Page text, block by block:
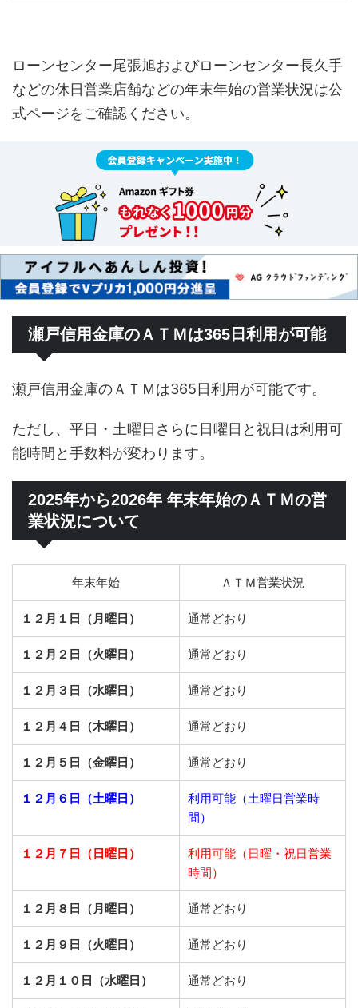
ローンセンター尾張旭およびローンセンター長久手
などの休日営業店舗などの年末年始の営業状況は公
式ページをご確認ください。
瀬戸信用金庫のＡＴＭは365日利用が可能
瀬戸信用金庫のＡＴＭは365日利用が可能です。
ただし、平日・土曜日さらに日曜日と祝日は利用可
能時間と手数料が変わります。
2025年から2026年 年末年始のＡＴＭの営
業状況について
年末年始 ＡＴＭ営業状況
１２月１日（月曜日） 通常どおり
１２月２日（火曜日） 通常どおり
１２月３日（水曜日） 通常どおり
１２月４日（木曜日） 通常どおり
１２月５日（金曜日） 通常どおり
１２月６日（土曜日）
利用可能（土曜日営業時
間）
１２月７日（日曜日）
利用可能（日曜・祝日営業
時間）
１２月８日（月曜日） 通常どおり
１２月９日（火曜日） 通常どおり
１２月１０日（水曜日） 通常どおり